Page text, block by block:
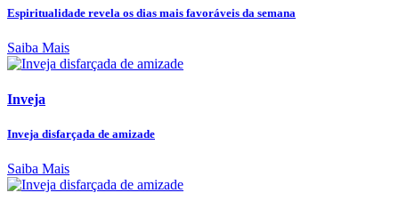
Espiritualidade revela os dias mais favoráveis da semana
Saiba Mais
Inveja
Inveja disfarçada de amizade
Saiba Mais